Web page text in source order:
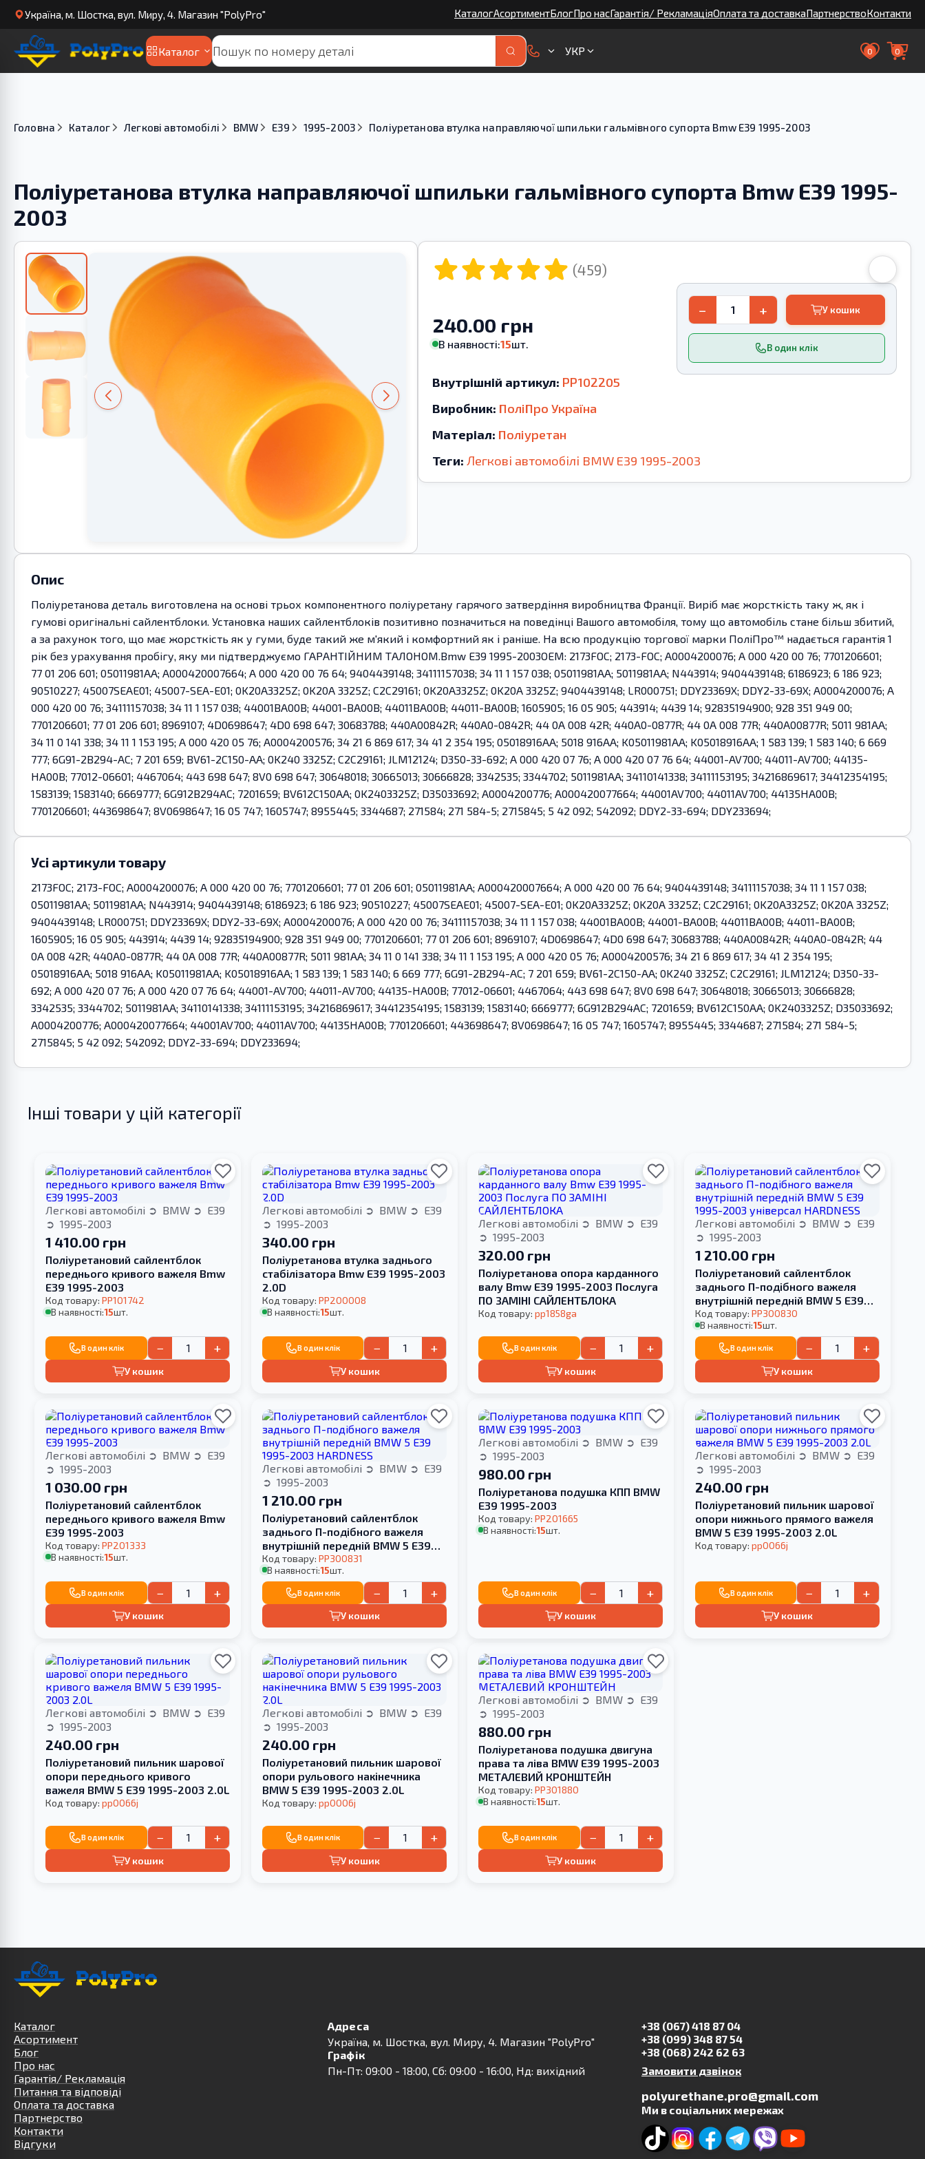
Українa, м. Шостка, вул. Миру, 4. Магазин "PolyPro" КаталогАсортиментБлогПро насГарантія/ РекламаціяОплата та доставкаПартнерствоКонтакти
Каталог УКР 0 0
Головна Каталог Легкові автомобілі BMW E39 1995-2003 Поліуретанова втулка направляючої шпильки гальмівного супорта Bmw E39 1995-2003
Поліуретанова втулка направляючої шпильки гальмівного супорта Bmw E39 1995-
2003
(459)
240.00 грн
В наявності:15шт. В один клік
− + У кошик
Внутрішній артикул: PP102205
Виробник: ПоліПро Україна
Матеріал: Поліуретан
Теги: Легкові автомобілі BMW E39 1995-2003
Опис
Поліуретанова деталь виготовлена на основі трьох компонентного поліуретану гарячого затвердіння виробництва Франції. Виріб має жорсткість таку ж, як і
гумові оригінальні сайлентблоки. Установка наших сайлентблоків позитивно позначиться на поведінці Вашого автомобіля, тому що автомобіль стане більш збитий,
а за рахунок того, що має жорсткість як у гуми, буде такий же м'який і комфортний як і раніше. На всю продукцію торгової марки ПоліПро™ надається гарантія 1
рік без урахування пробігу, яку ми підтверджуємо ГАРАНТІЙНИМ ТАЛОНОМ.Bmw E39 1995-2003OEM: 2173FOC; 2173-FOC; A0004200076; A 000 420 00 76; 7701206601;
77 01 206 601; 05011981AA; A000420007664; A 000 420 00 76 64; 9404439148; 34111157038; 34 11 1 157 038; 05011981AA; 5011981AA; N443914; 9404439148; 6186923; 6 186 923;
90510227; 45007SEAE01; 45007-SEA-E01; 0K20A3325Z; 0K20A 3325Z; C2C29161; 0K20A3325Z; 0K20A 3325Z; 9404439148; LR000751; DDY23369X; DDY2-33-69X; A0004200076; A
000 420 00 76; 34111157038; 34 11 1 157 038; 44001BA00B; 44001-BA00B; 44011BA00B; 44011-BA00B; 1605905; 16 05 905; 443914; 4439 14; 92835194900; 928 351 949 00;
7701206601; 77 01 206 601; 8969107; 4D0698647; 4D0 698 647; 30683788; 440A00842R; 440A0-0842R; 44 0A 008 42R; 440A0-0877R; 44 0A 008 77R; 440A00877R; 5011 981AA;
34 11 0 141 338; 34 11 1 153 195; A 000 420 05 76; A0004200576; 34 21 6 869 617; 34 41 2 354 195; 05018916AA; 5018 916AA; K05011981AA; K05018916AA; 1 583 139; 1 583 140; 6 669
777; 6G91-2B294-AC; 7 201 659; BV61-2C150-AA; 0K240 3325Z; C2C29161; JLM12124; D350-33-692; A 000 420 07 76; A 000 420 07 76 64; 44001-AV700; 44011-AV700; 44135-
HA00B; 77012-06601; 4467064; 443 698 647; 8V0 698 647; 30648018; 30665013; 30666828; 3342535; 3344702; 5011981AA; 34110141338; 34111153195; 34216869617; 34412354195;
1583139; 1583140; 6669777; 6G912B294AC; 7201659; BV612C150AA; 0K2403325Z; D35033692; A0004200776; A000420077664; 44001AV700; 44011AV700; 44135HA00B;
7701206601; 443698647; 8V0698647; 16 05 747; 1605747; 8955445; 3344687; 271584; 271 584-5; 2715845; 5 42 092; 542092; DDY2-33-694; DDY233694;
Усі артикули товару
2173FOC; 2173-FOC; A0004200076; A 000 420 00 76; 7701206601; 77 01 206 601; 05011981AA; A000420007664; A 000 420 00 76 64; 9404439148; 34111157038; 34 11 1 157 038;
05011981AA; 5011981AA; N443914; 9404439148; 6186923; 6 186 923; 90510227; 45007SEAE01; 45007-SEA-E01; 0K20A3325Z; 0K20A 3325Z; C2C29161; 0K20A3325Z; 0K20A 3325Z;
9404439148; LR000751; DDY23369X; DDY2-33-69X; A0004200076; A 000 420 00 76; 34111157038; 34 11 1 157 038; 44001BA00B; 44001-BA00B; 44011BA00B; 44011-BA00B;
1605905; 16 05 905; 443914; 4439 14; 92835194900; 928 351 949 00; 7701206601; 77 01 206 601; 8969107; 4D0698647; 4D0 698 647; 30683788; 440A00842R; 440A0-0842R; 44
0A 008 42R; 440A0-0877R; 44 0A 008 77R; 440A00877R; 5011 981AA; 34 11 0 141 338; 34 11 1 153 195; A 000 420 05 76; A0004200576; 34 21 6 869 617; 34 41 2 354 195;
05018916AA; 5018 916AA; K05011981AA; K05018916AA; 1 583 139; 1 583 140; 6 669 777; 6G91-2B294-AC; 7 201 659; BV61-2C150-AA; 0K240 3325Z; C2C29161; JLM12124; D350-33-
692; A 000 420 07 76; A 000 420 07 76 64; 44001-AV700; 44011-AV700; 44135-HA00B; 77012-06601; 4467064; 443 698 647; 8V0 698 647; 30648018; 30665013; 30666828;
3342535; 3344702; 5011981AA; 34110141338; 34111153195; 34216869617; 34412354195; 1583139; 1583140; 6669777; 6G912B294AC; 7201659; BV612C150AA; 0K2403325Z; D35033692;
A0004200776; A000420077664; 44001AV700; 44011AV700; 44135HA00B; 7701206601; 443698647; 8V0698647; 16 05 747; 1605747; 8955445; 3344687; 271584; 271 584-5;
2715845; 5 42 092; 542092; DDY2-33-694; DDY233694;
Інші товари у цій категорії
Легкові автомобілі BMW
E39
1995-2003
1 410.00 грн
Поліуретановий сайлентблок
переднього кривого важеля Bmw
E39 1995-2003
Код товару:PP101742
В наявності:15шт.
В один клік − +
У кошик
Легкові автомобілі BMW
E39
1995-2003
340.00 грн
Поліуретанова втулка заднього
стабілізатора Bmw E39 1995-2003
2.0D
Код товару: PP200008
В наявності:15шт.
В один клік − +
У кошик
Легкові автомобілі BMW
E39
1995-2003
320.00 грн
Поліуретанова опора карданного
валу Bmw E39 1995-2003 Послуга
ПО ЗАМІНІ САЙЛЕНТБЛОКА
Код товару:pp1858ga
В один клік − +
У кошик
Легкові автомобілі BMW
E39
1995-2003
1 210.00 грн
Поліуретановий сайлентблок
заднього П-подібного важеля
внутрішній передній BMW 5 E39
1995-2003 універсал HARDNESS
Код товару: PP300830
В наявності:15шт.
В один клік − +
У кошик
Легкові автомобілі BMW
E39
1995-2003
1 030.00 грн
Поліуретановий сайлентблок
переднього кривого важеля Bmw
E39 1995-2003
Код товару:PP201333
В наявності:15шт.
В один клік − +
У кошик
Легкові автомобілі BMW
E39
1995-2003
1 210.00 грн
Поліуретановий сайлентблок
заднього П-подібного важеля
внутрішній передній BMW 5 E39
1995-2003 HARDNESS
Код товару: PP300831
В наявності:15шт.
В один клік − +
У кошик
Легкові автомобілі BMW
E39
1995-2003
980.00 грн
Поліуретанова подушка КПП BMW
E39 1995-2003
Код товару:PP201665
В наявності:15шт.
В один клік − +
У кошик
Легкові автомобілі BMW
E39
1995-2003
240.00 грн
Поліуретановий пильник шарової
опори нижнього прямого важеля
BMW 5 E39 1995-2003 2.0L
Код товару: pp0066j
В один клік − +
У кошик
Легкові автомобілі BMW
E39
1995-2003
240.00 грн
Поліуретановий пильник шарової
опори переднього кривого
важеля BMW 5 E39 1995-2003 2.0L
Код товару:pp0066j
В один клік − +
У кошик
Легкові автомобілі BMW
E39
1995-2003
240.00 грн
Поліуретановий пильник шарової
опори рульового накінечника
BMW 5 E39 1995-2003 2.0L
Код товару: pp0006j
В один клік − +
У кошик
Легкові автомобілі BMW
E39
1995-2003
880.00 грн
Поліуретанова подушка двигуна
права та ліва BMW E39 1995-2003
МЕТАЛЕВИЙ КРОНШТЕЙН
Код товару:PP301880
В наявності:15шт.
В один клік − +
У кошик
Каталог
Асортимент
Блог
Про нас
Гарантія/ Рекламація
Питання та відповіді
Оплата та доставка
Партнерство
Контакти
Відгуки
Адреса
Українa, м. Шостка, вул. Миру, 4. Магазин "PolyPro"
Графік
Пн-Пт: 09:00 - 18:00, Сб: 09:00 - 16:00, Нд: вихідний
+38 (067) 418 87 04
+38 (099) 348 87 54
+38 (068) 242 62 63
Замовити дзвінок
polyurethane.pro@gmail.com
Ми в соціальних мережах